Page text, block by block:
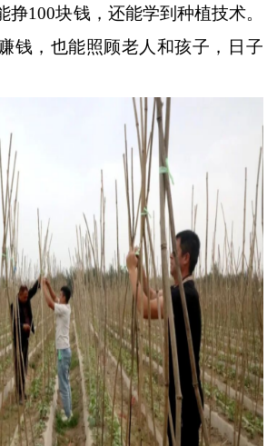
挣100块钱，还能学到种植技术。
钱，也能照顾老人和孩子，日子